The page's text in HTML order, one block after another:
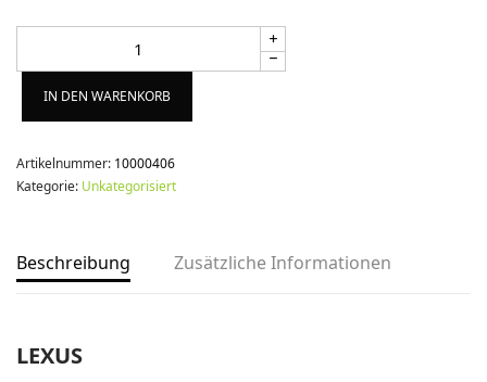
IN DEN WARENKORB
Artikelnummer: 10000406
Kategorie: Unkategorisiert
Beschreibung Zusätzliche Informationen
LEXUS